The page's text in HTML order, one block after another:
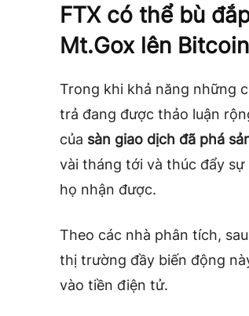
FTX có thể bù
Mt.Gox lên Bitcoin
Trong khi khả năng những
trả đang được thảo luận
của sàn giao dịch đã phá
vài tháng tới và thúc đẩy
họ nhận được.
Theo các nhà phân tích,
thị trường đầy biến động
vào tiền điện tử.